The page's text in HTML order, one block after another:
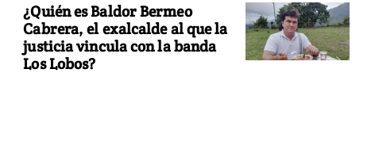
¿Quién es Baldor Bermeo
Cabrera, el exalcalde al que la
justicia vincula con la banda
Los Lobos?